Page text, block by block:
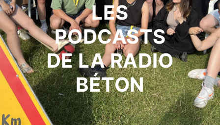
LES
PODCASTS
DE LA RADIO
BÉTON